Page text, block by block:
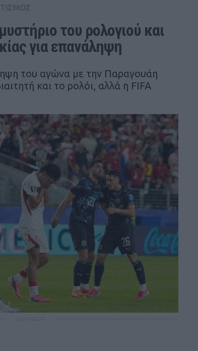
του ρολογιού και
για επανάληψη
του αγώνα με την Παραγουάη
και το ρολόι, αλλά η FIFA